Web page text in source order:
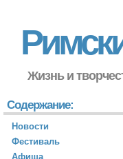
Жизнь и
Содержание:
Новости
Фестиваль
Афиша